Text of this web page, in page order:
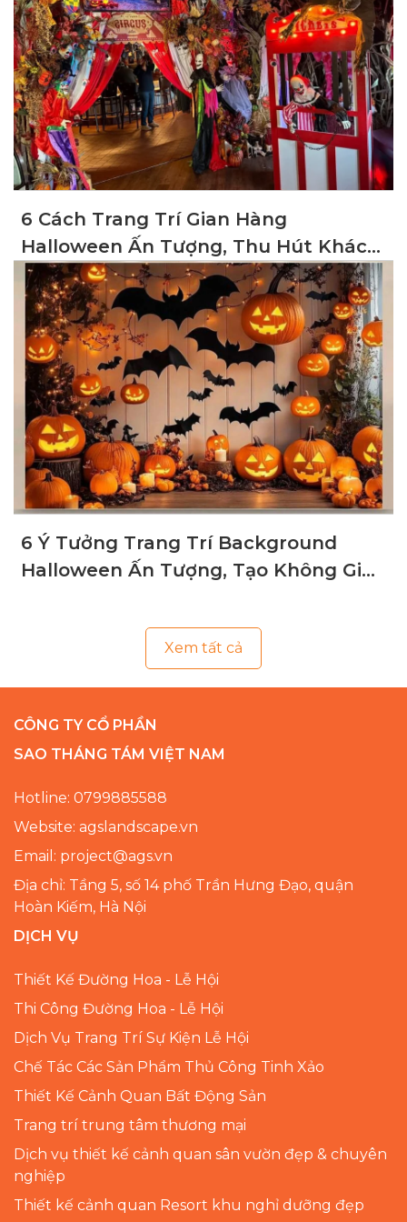
6 Cách Trang Trí Gian Hàng
Halloween Ấn Tượng, Thu Hút Khách
Hàng
6 Ý Tưởng Trang Trí Background
Halloween Ấn Tượng, Tạo Không Gian
Xem tất cả
CÔNG TY CỔ PHẦN
SAO THÁNG TÁM VIỆT NAM
Hotline: 0799885588
Website: agslandscape.vn
Email: project@ags.vn
Địa chỉ: Tầng 5, số 14 phố Trần Hưng Đạo, quận
Hoàn Kiếm, Hà Nội
DỊCH VỤ
Thiết Kế Đường Hoa - Lễ Hội
Thi Công Đường Hoa - Lễ Hội
Dịch Vụ Trang Trí Sự Kiện Lễ Hội
Chế Tác Các Sản Phẩm Thủ Công Tinh Xảo
Thiết Kế Cảnh Quan Bất Động Sản
Trang trí trung tâm thương mại
Dịch vụ thiết kế cảnh quan sân vườn đẹp & chuyên
nghiệp
Thiết kế cảnh quan Resort khu nghỉ dưỡng đẹp